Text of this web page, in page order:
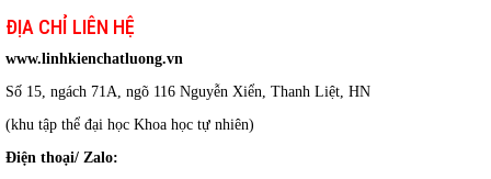
ĐỊA CHỈ LIÊN HỆ
www.linhkienchatluong.vn
Số 15, ngách 71A, ngõ 116 Nguyễn Xiển, Thanh Liệt, HN
(khu tập thể đại học Khoa học tự nhiên)
Điện thoại/ Zalo: